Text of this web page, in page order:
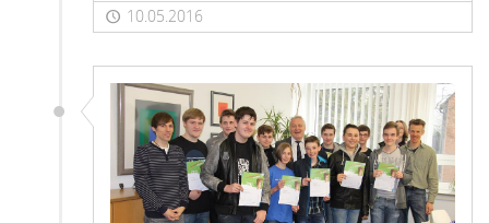
10.05.2016